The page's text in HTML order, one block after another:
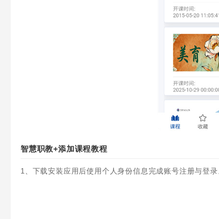
智慧职教+添加课程教程
1、下载安装应用后使用个人身份信息完成账号注册与登